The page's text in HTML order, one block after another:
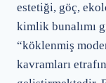
estetiği, göç,
kimlik bunalımı
“köklenmiş
kavramları